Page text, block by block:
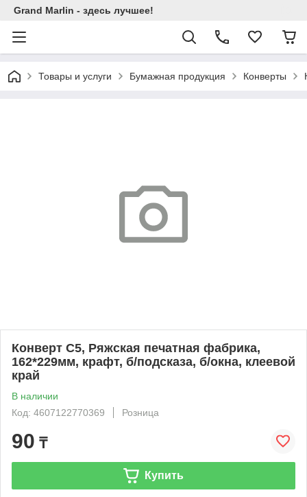
Grand Marlin - здесь лучшее!
Товары и услуги Бумажная продукция Конверты
Конверт С5, Ряжская печатная фабрика,
162*229мм, крафт, б/подсказа, б/окна, клеевой
край
В наличии
Код: 4607122770369
Розница
90 ₸
Купить